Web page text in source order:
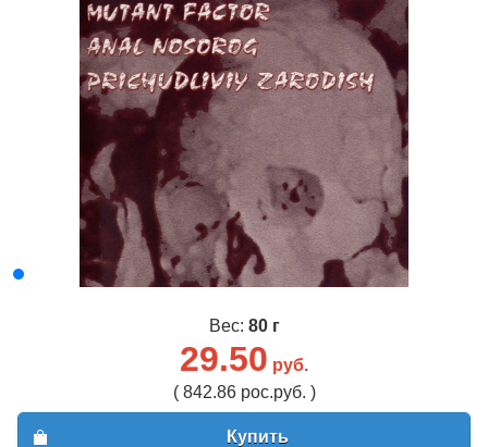
Вес: 80 г
29.50 руб.
( 842.86 рос.руб. )
Купить